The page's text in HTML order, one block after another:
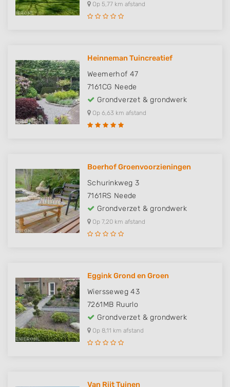
Op 5,77 km afstand
Heinneman Tuincreatief
Weemerhof 47
7161CG Neede
Grondverzet & grondwerk
Op 6,63 km afstand
Boerhof Groenvoorzieningen
Schurinkweg 3
7161RS Neede
Grondverzet & grondwerk
Op 7,20 km afstand
Eggink Grond en Groen
Wiersseweg 43
7261MB Ruurlo
Grondverzet & grondwerk
Op 8,11 km afstand
Van Rijt Tuinen